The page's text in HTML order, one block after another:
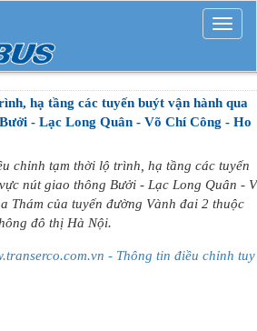
Mở
rộng
hạ tầng các tuyến buýt vận hành qua
- Lạc Long Quân - Võ Chí Công - Ho
chỉnh tạm thời lộ trình, hạ tầng các tuyến
nút giao thông Bưởi - Lạc Long Quân - V
Thám của tuyến đường Vành đai 2 thuộc
đô thị Hà Nội.
- Thông tin điều chỉnh tuy